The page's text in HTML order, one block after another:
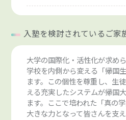
入塾を検討されているご家
大学の国際化・活性化が求め
学校を内側から変える「帰国
ます。この個性を尊重し、生
える充実したシステムが帰国
ます。ここで培われた「真の
大きな力となって皆さんを支え